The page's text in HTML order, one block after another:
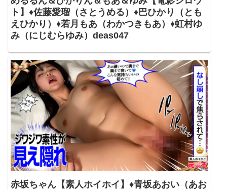
ト】♦佐藤愛瑠（さとうめる）♦巴ひかり（とも
えひかり）♦若月もあ（わかつきもあ）♦虹村ゆ
み（にじむらゆみ）deas047
赤坂ちゃん【素人ホイホイ】♦青坂あおい（あお